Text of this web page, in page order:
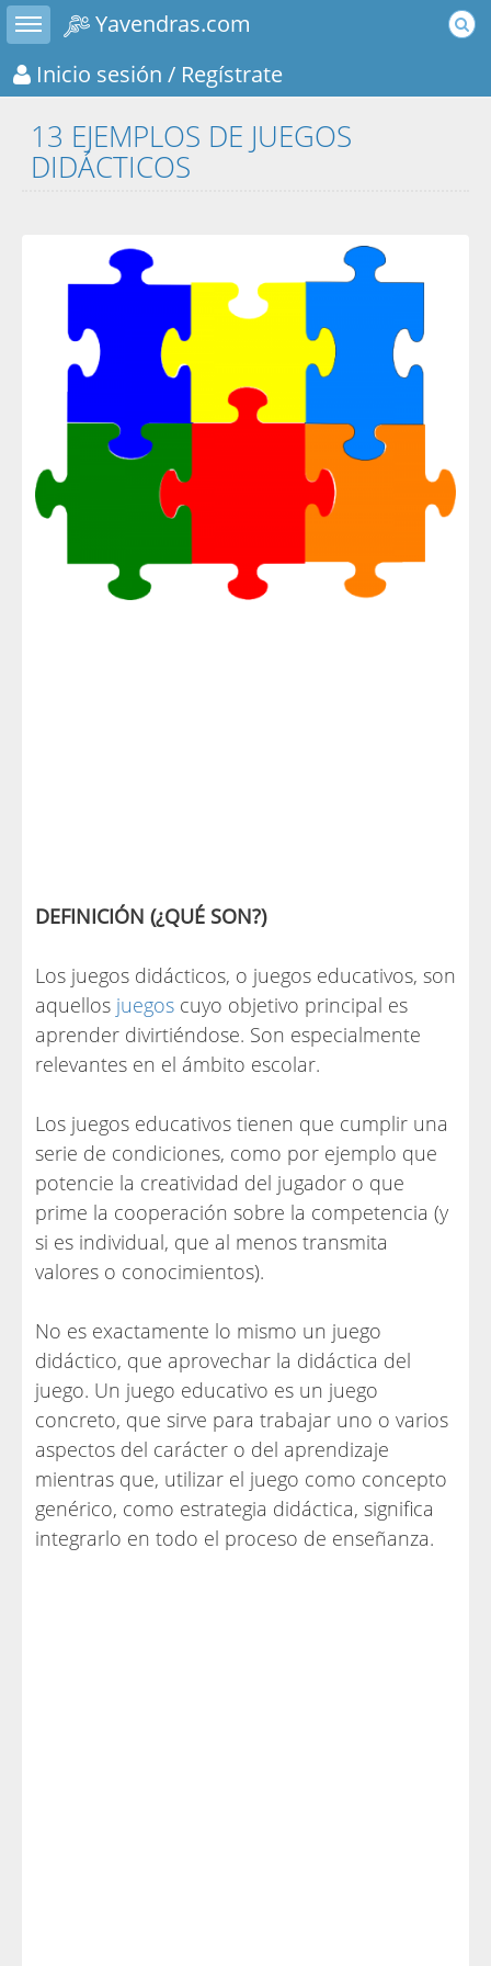
Toggle sidebar
Yavendras.com
Inicio sesión / Regístrate
13 EJEMPLOS DE JUEGOS
DIDÁCTICOS
DEFINICIÓN (¿QUÉ SON?)
Los juegos didácticos, o juegos educativos, son
aquellos juegos cuyo objetivo principal es
aprender divirtiéndose. Son especialmente
relevantes en el ámbito escolar.
Los juegos educativos tienen que cumplir una
serie de condiciones, como por ejemplo que
potencie la creatividad del jugador o que
prime la cooperación sobre la competencia (y
si es individual, que al menos transmita
valores o conocimientos).
No es exactamente lo mismo un juego
didáctico, que aprovechar la didáctica del
juego. Un juego educativo es un juego
concreto, que sirve para trabajar uno o varios
aspectos del carácter o del aprendizaje
mientras que, utilizar el juego como concepto
genérico, como estrategia didáctica, significa
integrarlo en todo el proceso de enseñanza.